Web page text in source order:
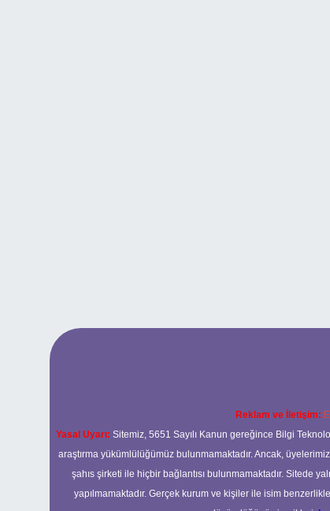
Reklam ve İletişim:
Yasal Uyarı: Sitemiz, 5651 Sayılı Kanun gereğince Bilgi
araştırma yükümlülüğümüz bulunmamaktadır. Ancak,
şahıs şirketi ile hiçbir bağlantısı bulunmamaktadır. Sitede
yapılmamaktadır. Gerçek kurum ve kişiler ile isim